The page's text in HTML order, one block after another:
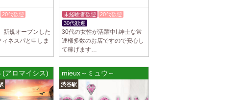
んを大募集しております 完全歩合で50%〜60%以
ちOK、完全個室待機など嬉しい高待遇が盛りだく
海学園前駅]
ット
20代歓迎
新規オープンした
ネスパと申しま
未経験者歓迎
20代歓迎
30代歓迎
30代の女性が活躍中! 紳士な常
連様多数のお店ですので安心し
て稼げます…
(アロマイシス) mieux～ミュウ～
渋谷駅